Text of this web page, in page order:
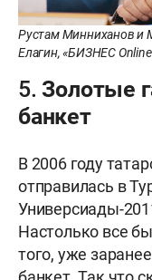
Рустам Минниханов и
Елагин, «БИЗНЕС
5. Золотые
банкет
В 2006 году
отправилась в
Универсиады-
Настолько все
того, уже